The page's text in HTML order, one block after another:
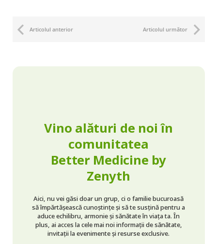
Articolul anterior Articolul următor
Vino alături de noi în
comunitatea
Better Medicine by
Zenyth
Aici, nu vei găsi doar un grup, ci o familie bucuroasă
să împărtășească cunoștințe și să te susțină pentru a
aduce echilibru, armonie și sănătate în viața ta. În
plus, ai acces la cele mai noi informații de sănătate,
invitații la evenimente și resurse exclusive.